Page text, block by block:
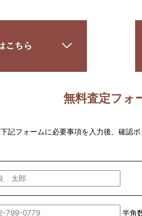
無料査定フォ
下記フォームに必要事項を入力後、確認
半角